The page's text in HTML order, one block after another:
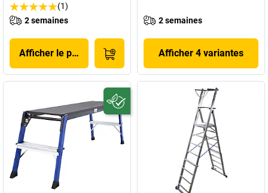
(1)
2 semaines
Afficher le produit
2 semaines
Afficher 4 variantes